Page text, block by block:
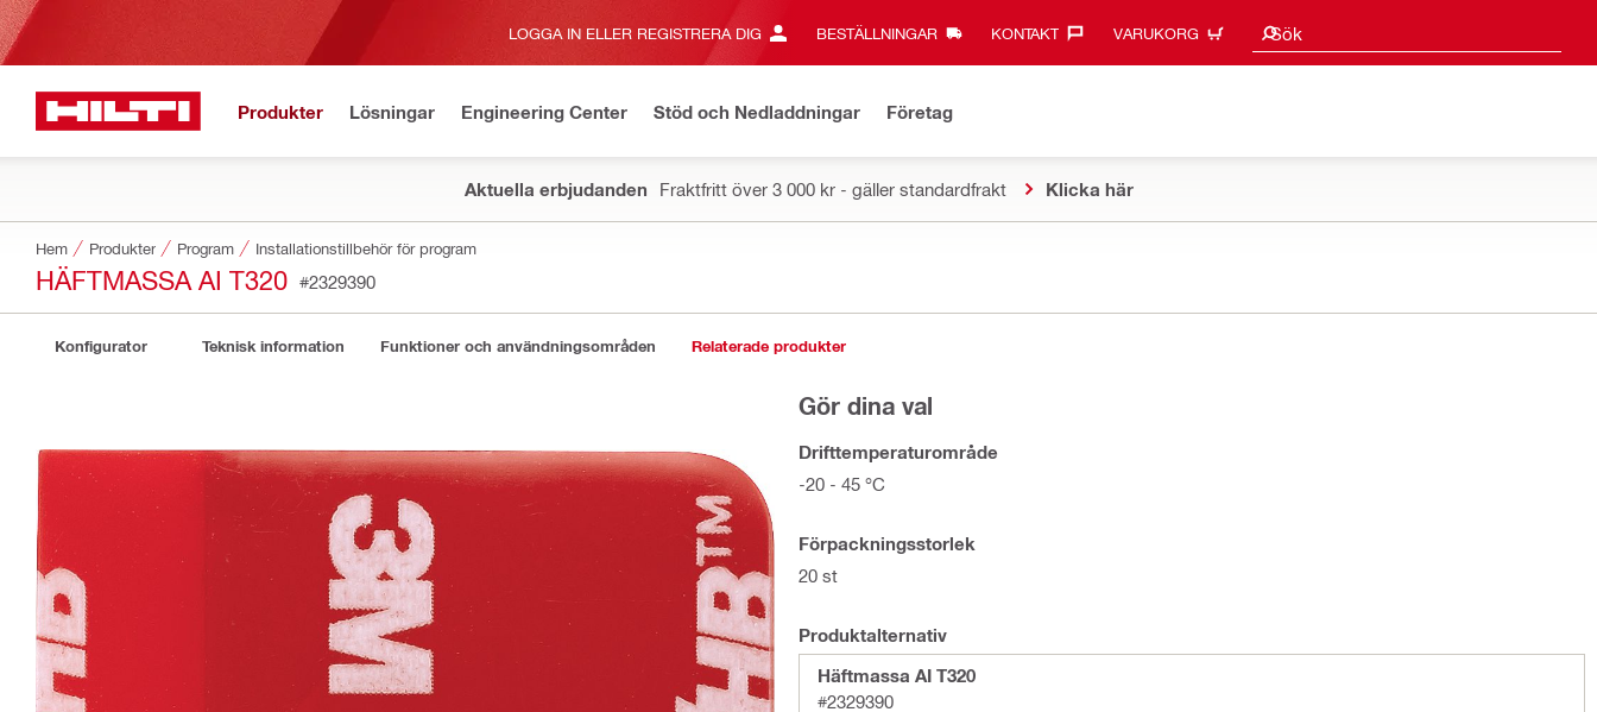
LOGGA IN ELLER REGISTRERA DIG BESTÄLLNINGAR KONTAKT‎ VARUKORG Sök
Sökförslag
Produkter Lösningar Engineering Center Stöd och Nedladdningar Företag
Aktuella erbjudanden Fraktfritt över 3 000 kr - gäller standardfrakt Klicka här
Hem Produkter Program Installationstillbehör för program
HÄFTMASSA AI T320 #2329390
Konfigurator Teknisk information Funktioner och användningsområden Relaterade produkter
Gör dina val
Drifttemperaturområde
-20 - 45 °C
Förpackningsstorlek
20 st
Produktalternativ
Häftmassa AI T320
#2329390